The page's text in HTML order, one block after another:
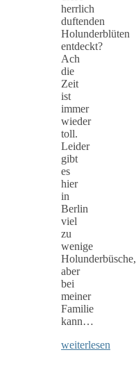
herrlich
duftenden
Holunderblüten
entdeckt?
Ach
die
Zeit
ist
immer
wieder
toll.
Leider
gibt
es
hier
in
Berlin
viel
zu
wenige
Holunderbüsche,
aber
bei
meiner
Familie
kann…
weiterlesen